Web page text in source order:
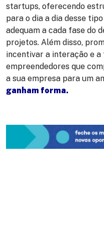
startups, oferecendo
para o dia a dia desse
adequam a cada fase do
projetos. Além disso,
incentivar a interação e
empreendedores que
a sua empresa para um
ganham forma.